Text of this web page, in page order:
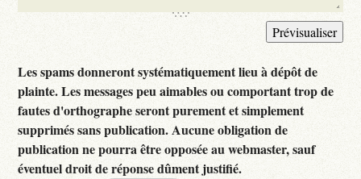
Les spams donneront systématiquement lieu à dépôt de
plainte. Les messages peu aimables ou comportant trop de
fautes d'orthographe seront purement et simplement
supprimés sans publication. Aucune obligation de
publication ne pourra être opposée au webmaster, sauf
éventuel droit de réponse dûment justifié.